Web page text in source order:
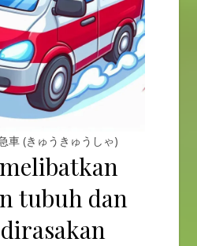
車 (きゅうきゅうしゃ)
tubuh dan